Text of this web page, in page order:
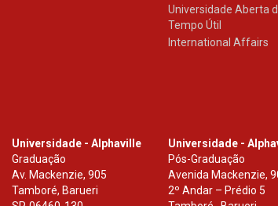
Universidade Aberta
Tempo Útil
International Affairs
Universidade - Alphaville
Graduação
Av. Mackenzie, 905
Tamboré, Barueri
Universidade -
Pós-Graduação
Avenida Mackenzie,
2º Andar – Prédio 5